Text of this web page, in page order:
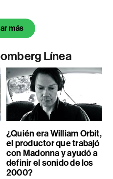
más
Línea
¿Quién era William Orbit,
el productor que trabajó
con Madonna y ayudó a
definir el sonido de los
2000?